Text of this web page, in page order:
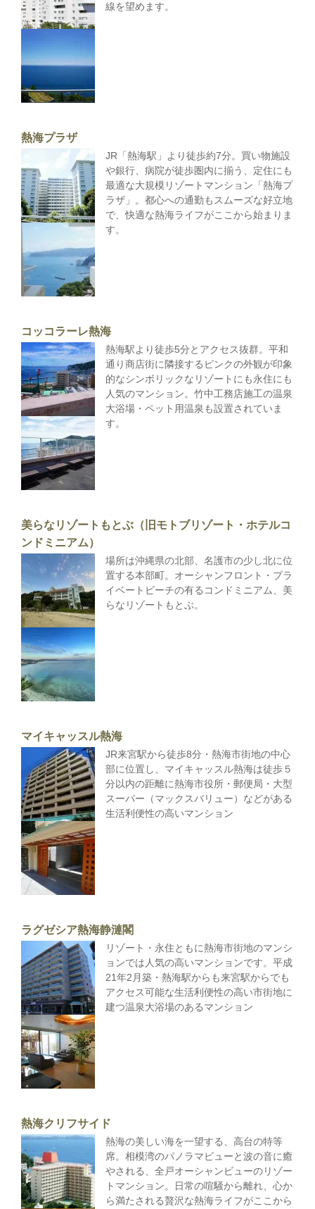
線を望めます。
熱海プラザ
JR「熱海駅」より徒歩約7分。買い物施設
や銀行、病院が徒歩圏内に揃う、定住にも
最適な大規模リゾートマンション「熱海プ
ラザ」。都心への通勤もスムーズな好立地
で、快適な熱海ライフがここから始まりま
す。
コッコラーレ熱海
熱海駅より徒歩5分とアクセス抜群。平和
通り商店街に隣接するピンクの外観が印象
的なシンボリックなリゾートにも永住にも
人気のマンション。竹中工務店施工の温泉
大浴場・ペット用温泉も設置されていま
す。
美らなリゾートもとぶ（旧モトブリゾート・ホテルコ
ンドミニアム）
場所は沖縄県の北部、名護市の少し北に位
置する本部町。オーシャンフロント・プラ
イベートビーチの有るコンドミニアム、美
らなリゾートもとぶ。
マイキャッスル熱海
JR来宮駅から徒歩8分・熱海市街地の中心
部に位置し、マイキャッスル熱海は徒歩５
分以内の距離に熱海市役所・郵便局・大型
スーパー（マックスバリュー）などがある
生活利便性の高いマンション
ラグゼシア熱海静漣閣
リゾート・永住ともに熱海市街地のマンシ
ョンでは人気の高いマンションです。平成
21年2月築・熱海駅からも来宮駅からでも
アクセス可能な生活利便性の高い市街地に
建つ温泉大浴場のあるマンション
熱海クリフサイド
熱海の美しい海を一望する、高台の特等
席。相模湾のパノラマビューと波の音に癒
やされる、全戸オーシャンビューのリゾー
トマンション。日常の喧騒から離れ、心か
ら満たされる贅沢な熱海ライフがここから